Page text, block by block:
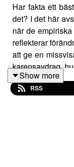
Har fakta ett
det? I det här
när de
reflekterar
att ge en
karensavdrag,
energisystemet
med produktivitet.
Show more
RSS